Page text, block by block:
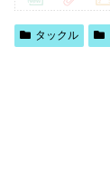
タックル